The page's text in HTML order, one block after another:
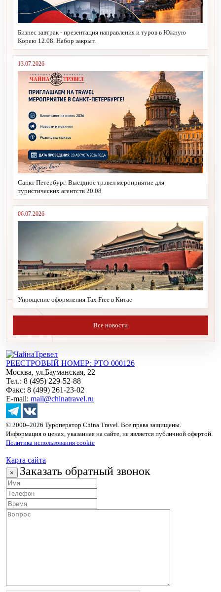
Бизнес завтрак - презентация направления и туров в Южную
Корею 12.08. Набор закрыт.
13.07.2026
Санкт Петербург. Выездное трэвел мероприятие для
туристических агентств 20.08
06.07.2026
Упрощение оформления Tax Free в Китае
Все новости
РЕЕСТРОВЫЙ НОМЕР: РТО 000126
Москва, ул.Бауманская, 22
Тел.: 8 (495) 229-52-88
Факс: 8 (499) 261-23-02
E-mail: mail@chinatravel.ru
© 2000–2026 Туроператор China Travel. Все права защищены.
Информация о ценах, указанная на сайте, не является публичной офертой.
Политика использования cookie
Карта сайта
× Заказать обратный звонок